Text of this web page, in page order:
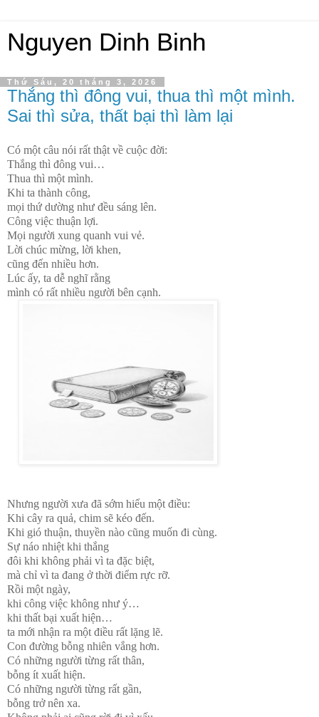
Nguyen Dinh Binh
Thứ Sáu, 20 tháng 3, 2026
Thắng thì đông vui, thua thì một mình.
Sai thì sửa, thất bại thì làm lại
Có một câu nói rất thật về cuộc đời:
Thắng thì đông vui…
Thua thì một mình.
Khi ta thành công,
mọi thứ dường như đều sáng lên.
Công việc thuận lợi.
Mọi người xung quanh vui vẻ.
Lời chúc mừng, lời khen,
cũng đến nhiều hơn.
Lúc ấy, ta dễ nghĩ rằng
mình có rất nhiều người bên cạnh.
Nhưng người xưa đã sớm hiểu một điều:
Khi cây ra quả, chim sẽ kéo đến.
Khi gió thuận, thuyền nào cũng muốn đi cùng.
Sự náo nhiệt khi thắng
đôi khi không phải vì ta đặc biệt,
mà chỉ vì ta đang ở thời điểm rực rỡ.
Rồi một ngày,
khi công việc không như ý…
khi thất bại xuất hiện…
ta mới nhận ra một điều rất lặng lẽ.
Con đường bỗng nhiên vắng hơn.
Có những người từng rất thân,
bỗng ít xuất hiện.
Có những người từng rất gần,
bỗng trở nên xa.